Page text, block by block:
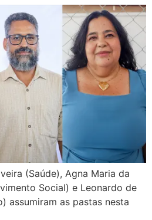
(Saúde), Agna Maria da
Social) e Leonardo de
assumiram as pastas nesta